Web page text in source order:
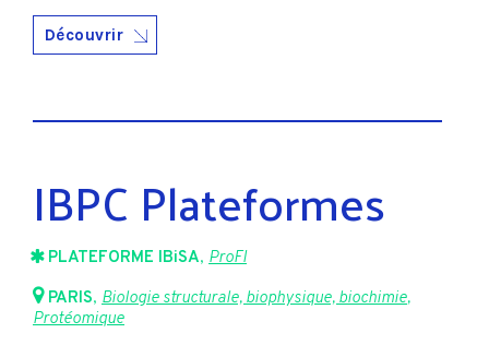
Découvrir
IBPC Plateformes
PLATEFORME IBiSA, ProFI
PARIS, Biologie structurale, biophysique, biochimie,
Protéomique